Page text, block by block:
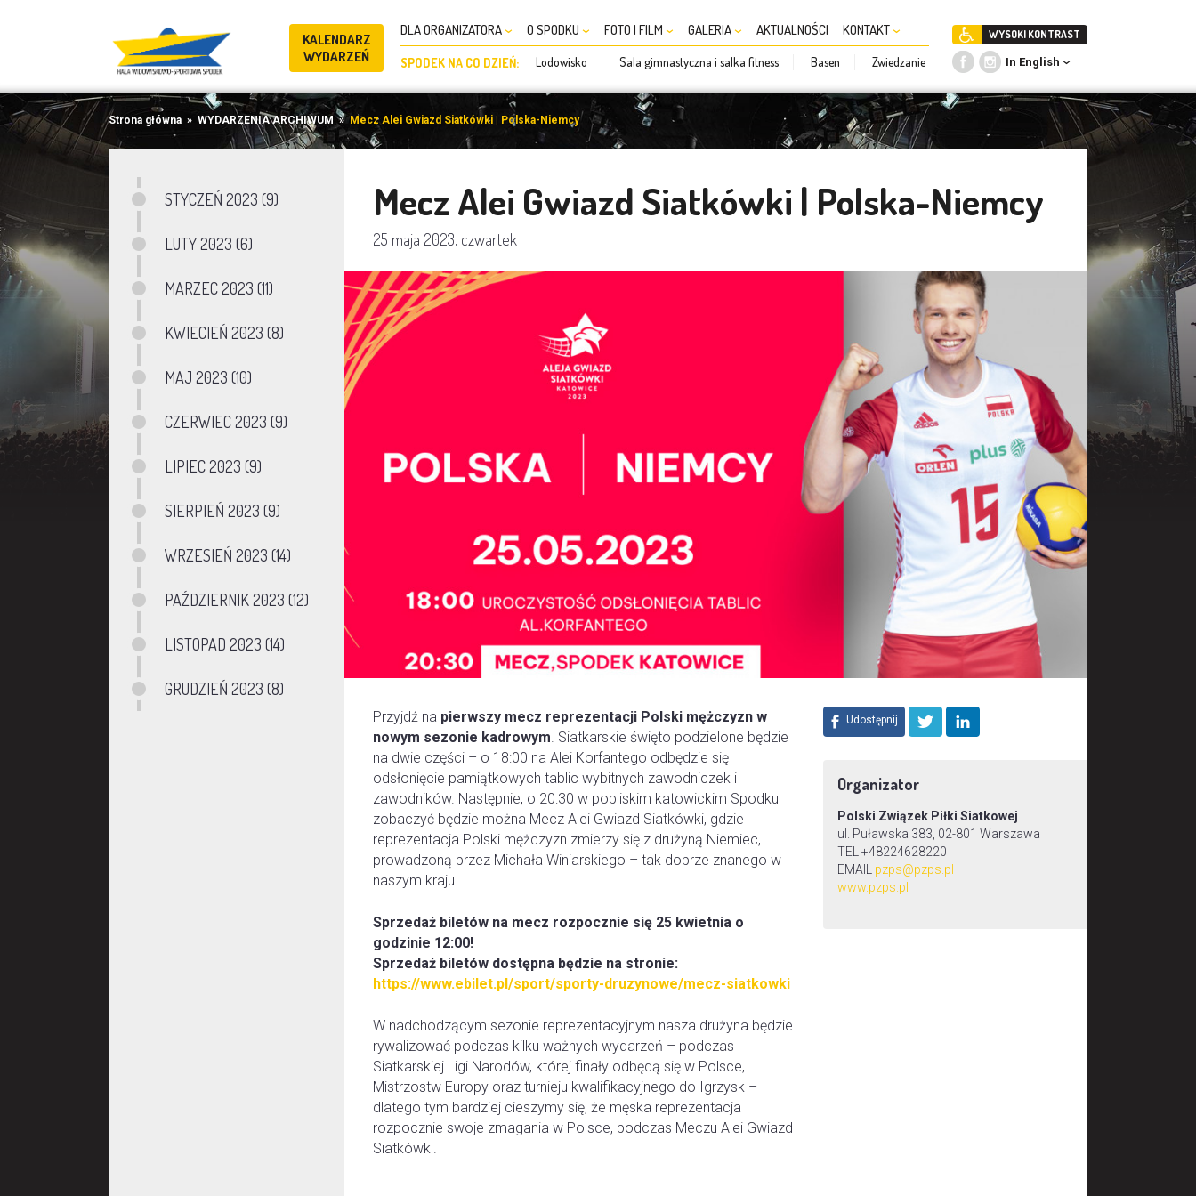
KALENDARZ
WYDARZEŃ
DLA ORGANIZATORA O SPODKU FOTO I FILM GALERIA AKTUALNOŚCI KONTAKT
SPODEK NA CO DZIEŃ: Lodowisko Sala gimnastyczna i salka fitness Basen Zwiedzanie
WYSOKI KONTRAST
In English
Strona główna » WYDARZENIA ARCHIWUM »Mecz Alei Gwiazd Siatkówki | Polska-Niemcy
STYCZEŃ 2023 (9)
LUTY 2023 (6)
MARZEC 2023 (11)
KWIECIEŃ 2023 (8)
MAJ 2023 (10)
CZERWIEC 2023 (9)
LIPIEC 2023 (9)
SIERPIEŃ 2023 (9)
WRZESIEŃ 2023 (14)
PAŹDZIERNIK 2023 (12)
LISTOPAD 2023 (14)
GRUDZIEŃ 2023 (8)
Mecz Alei Gwiazd Siatkówki | Polska-Niemcy
25 maja 2023, czwartek
Udostępnij
Organizator
Polski Związek Piłki Siatkowej
ul. Puławska 383, 02-801 Warszawa
TEL +48224628220
EMAIL pzps@pzps.pl
www.pzps.pl
Przyjdź na pierwszy mecz reprezentacji Polski mężczyzn w
nowym sezonie kadrowym. Siatkarskie święto podzielone będzie
na dwie części – o 18:00 na Alei Korfantego odbędzie się
odsłonięcie pamiątkowych tablic wybitnych zawodniczek i
zawodników. Następnie, o 20:30 w pobliskim katowickim Spodku
zobaczyć będzie można Mecz Alei Gwiazd Siatkówki, gdzie
reprezentacja Polski mężczyzn zmierzy się z drużyną Niemiec,
prowadzoną przez Michała Winiarskiego – tak dobrze znanego w
naszym kraju.
Sprzedaż biletów na mecz rozpocznie się 25 kwietnia o
godzinie 12:00!
Sprzedaż biletów dostępna będzie na stronie:
https://www.ebilet.pl/sport/sporty-druzynowe/mecz-siatkowki
W nadchodzącym sezonie reprezentacyjnym nasza drużyna będzie
rywalizować podczas kilku ważnych wydarzeń – podczas
Siatkarskiej Ligi Narodów, której finały odbędą się w Polsce,
Mistrzostw Europy oraz turnieju kwalifikacyjnego do Igrzysk –
dlatego tym bardziej cieszymy się, że męska reprezentacja
rozpocznie swoje zmagania w Polsce, podczas Meczu Alei Gwiazd
Siatkówki.